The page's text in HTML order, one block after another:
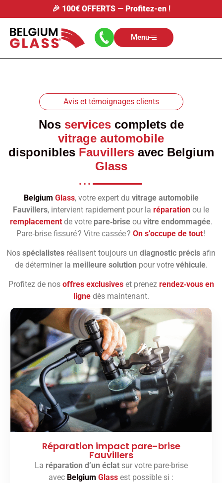
🎉 100€ OFFERTS— Profitez-en!
Menu
Avis et témoignages clients
Nos servicescomplets de
vitrage automobile
disponibles Fauvillersavec Belgium
Glass
Belgium Glass, votre expert du vitrage automobile
Fauvillers, intervient rapidement pour la réparation ou le
remplacementde votre pare‑briseou vitre endommagée.
Pare‑brise fissuré ? Vitre cassée ? On s’occupe de tout!
Nos spécialistes réalisent toujours un diagnostic précis afin
de déterminer la meilleure solution pour votre véhicule.
Profitez de nos offres exclusiveset prenez rendez‑vous en
lignedès maintenant.
Réparation impact pare-brise
Fauvillers
La réparation d’un éclatsur votre pare-brise
avec Belgium Glass est possible si :